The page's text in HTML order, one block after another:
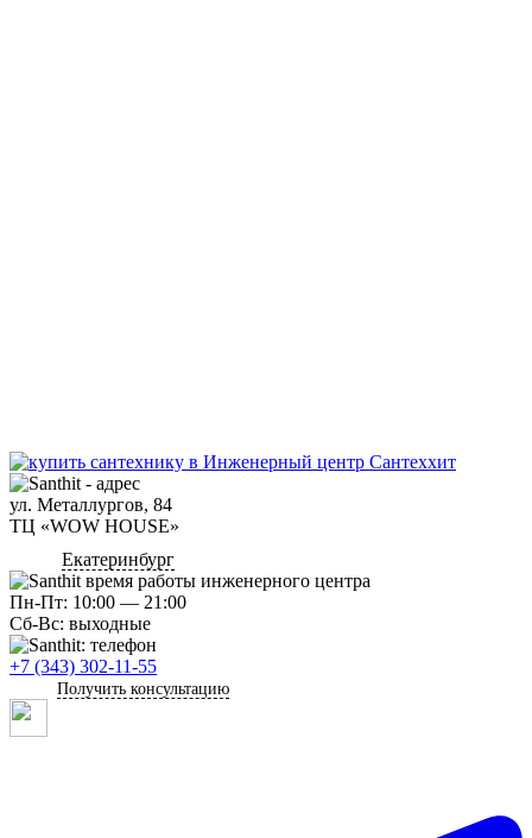
ул. Металлургов, 84
ТЦ «WOW HOUSE»
Екатеринбург
Пн-Пт: 10:00 — 21:00
Сб-Вс: выходные
+7 (343) 302-11-55
Получить консультацию